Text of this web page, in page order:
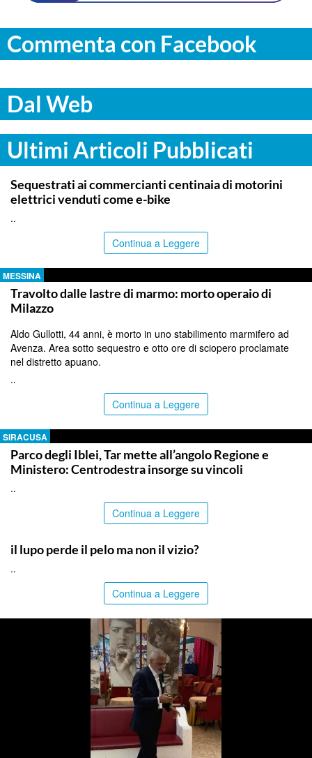
Commenta con Facebook
Dal Web
Ultimi Articoli Pubblicati
PALERMO
Sequestrati ai commercianti centinaia di motorini
elettrici venduti come e-bike
..
Continua a Leggere
MESSINA
Travolto dalle lastre di marmo: morto operaio di
Milazzo
Aldo Gullotti, 44 anni, è morto in uno stabilimento marmifero ad
Avenza. Area sotto sequestro e otto ore di sciopero proclamate
nel distretto apuano.
..
Continua a Leggere
SIRACUSA
Parco degli Iblei, Tar mette all’angolo Regione e
Ministero: Centrodestra insorge su vincoli
..
Continua a Leggere
il lupo perde il pelo ma non il vizio?
..
Continua a Leggere